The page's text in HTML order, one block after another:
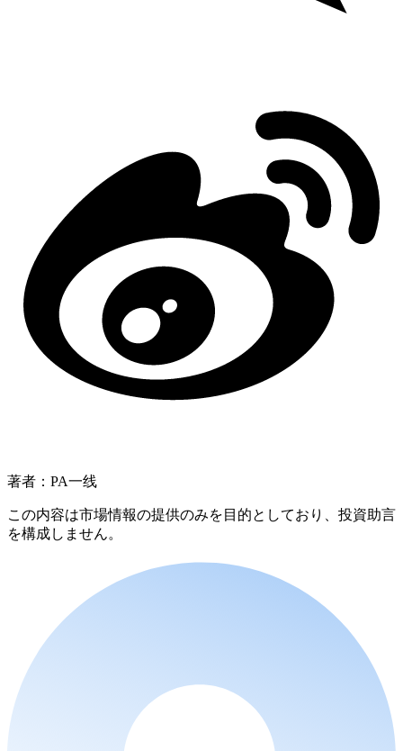
著者：PA一线
この内容は市場情報の提供のみを目的としており、投資助言
を構成しません。